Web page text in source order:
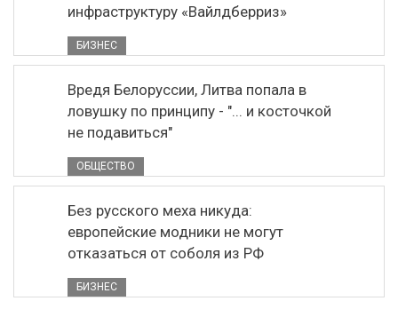
инфраструктуру «Вайлдберриз»
БИЗНЕС
Вредя Белоруссии, Литва попала в
ловушку по принципу - "... и косточкой
не подавиться"
ОБЩЕСТВО
Без русского меха никуда:
европейские модники не могут
отказаться от соболя из РФ
БИЗНЕС